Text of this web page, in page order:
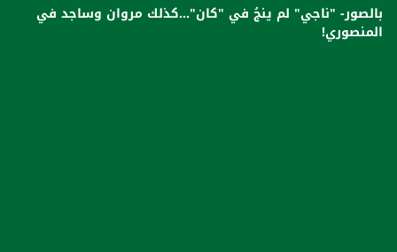
بالصور- "ناجي" لم ينجُ في "كان"...كذلك مروان وساجد في
المنصوري!